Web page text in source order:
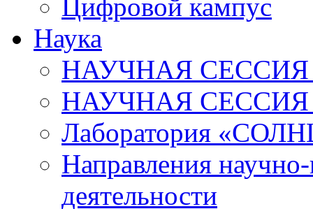
Цифровой кампус
Наука
НАУЧНАЯ СЕССИЯ
НАУЧНАЯ
Лаборатория
Направления научно-
деятельности